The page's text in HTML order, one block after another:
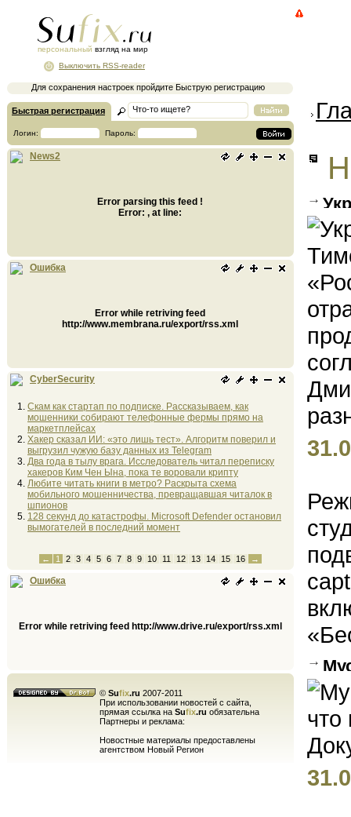
персональный взгляд на мир
Для сохранения настроек пройдите Быструю регистрацию
Выключить RSS-reader
Быстрая регистрация
Логин: Пароль:
News2
Error parsing this feed !
Error: , at line:
Ошибка
Error while retriving feed
http://www.membrana.ru/export/rss.xml
CyberSecurity
Скам как стартап по подписке. Рассказываем, как
мошенники собирают телефонные фермы прямо на
маркетплейсах
Хакер сказал ИИ: «это лишь тест». Алгоритм поверил и
выгрузил чужую базу данных из Telegram
Два года в тылу врага. Исследователь читал переписку
хакеров Ким Чен Ына, пока те воровали крипту
Любите читать книги в метро? Раскрыта схема
мобильного мошенничества, превращавшая читалок в
шпионов
128 секунд до катастрофы. Microsoft Defender остановил
вымогателей в последний момент
← 1 2 3 4 5 6 7 8 9 10 11 12 13 14 15 16 →
Ошибка
Error while retriving feed http://www.drive.ru/export/rss.xml
© Sufix.ru 2007-2011
При использовании новостей с сайта,
прямая ссылка на Sufix.ru обязательна
Партнеры и реклама:
Новостные материалы предоставлены
агентством Новый Регион
ГЭС